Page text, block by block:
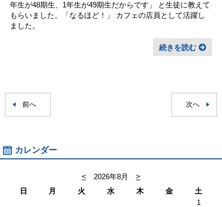
年生が48期生、1年生が49期生だからです」 と生徒に教えて
もらいました。「なるほど！」 カフェの店員として活躍し
ました。
続きを読む
前へ 次へ
カレンダー
< 2026年8月
>
日
月 火 水 木 金
土
1